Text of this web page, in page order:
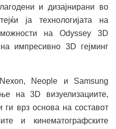
и дизајнирани во
ја технологијата на
на Odyssey 3D
импресивно 3D гејминг
Neople и Samsung
на 3D визуелизациите,
ги врз основа на составот
и кинематографските